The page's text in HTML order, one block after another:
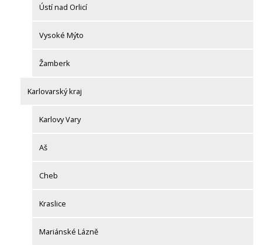
Ústí nad Orlicí
Vysoké Mýto
Žamberk
Karlovarský kraj
Karlovy Vary
Aš
Cheb
Kraslice
Mariánské Lázně